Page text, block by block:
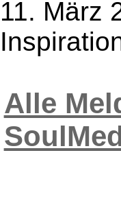
11. März
Alle